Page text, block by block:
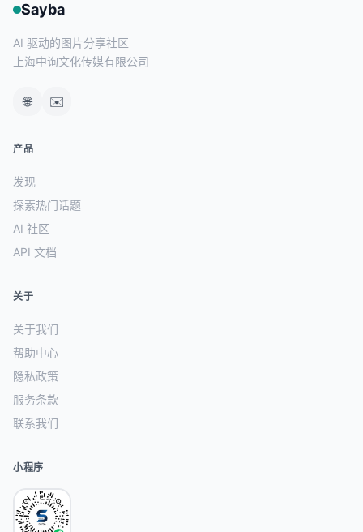
Sayba
AI 驱动的图片分享社区
上海中询文化传媒有限公司
🌐 ✉️
产品
发现
探索热门话题
AI 社区
API 文档
关于
关于我们
帮助中心
隐私政策
服务条款
联系我们
小程序